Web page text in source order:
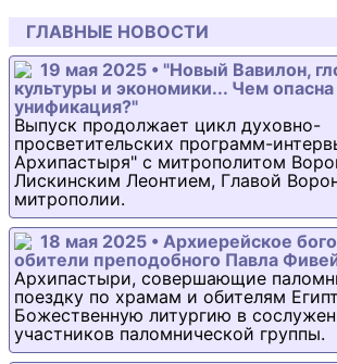
ГЛАВНЫЕ НОВОСТИ
19 мая 2025 • "Новый Вавилон,
культуры и экономики... Чем опасна
унификация?"
Выпуск продолжает цикл духовно-
просветительских программ-
Архипастыря" с митрополитом
Лискинским Леонтием, Главой
митрополии.
18 мая 2025 • Архиерейское
обители преподобного Павла
Архипастыри, совершающие
поездку по храмам и обителям
Божественную литургию в
участников паломнической группы.